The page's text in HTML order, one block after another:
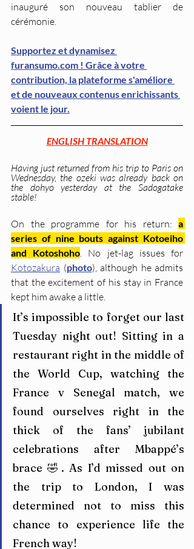
inauguré son nouveau tablier de
cérémonie.
Supportez et dynamisez
furansumo.com ! Grâce à votre
contribution, la plateforme s'améliore
et de nouveaux contenus enrichissants
voient le jour.
ENGLISH TRANSLATION
Having just returned from his trip to Paris on
Wednesday, the ozeki was already back on
the dohyo yesterday at the Sadogatake
stable!
On the programme for his return: a
series of nine bouts against Kotoeiho
and Kotoshoho
Kotozakura (photo), although he admits
that the excitement of his stay in France
kept him awake a little.
It’s impossible to forget our last
Tuesday night out! Sitting in a
restaurant right in the middle of
the World Cup, watching the
France v Senegal match, we
found ourselves right in the
thick of the fans’ jubilant
celebrations after Mbappé’s
brace 🤣. As I’d missed out on
the trip to London, I was
determined not to miss this
chance to experience life the
French way!